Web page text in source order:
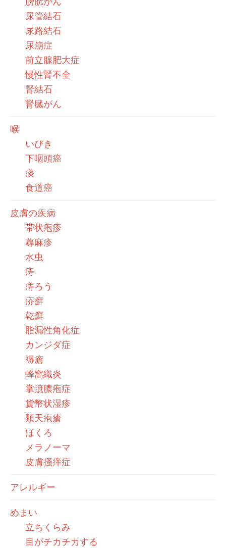
尿管結石
尿路結石
尿崩症
前立腺肥大症
慢性腎不全
腎結石
腎臓がん
喉
いびき
下咽頭癌
痰
食道癌
皮膚の疾病
帯状疱疹
蕁麻疹
水虫
痔
痔ろう
疥癬
乾癬
脂漏性角化症
カンジダ症
褥瘡
蜂窩織炎
掌蹠膿疱症
貨幣状湿疹
類天疱瘡
ほくろ
メラノーマ
皮膚掻痒症
アレルギー
めまい
立ちくらみ
目がチカチカする